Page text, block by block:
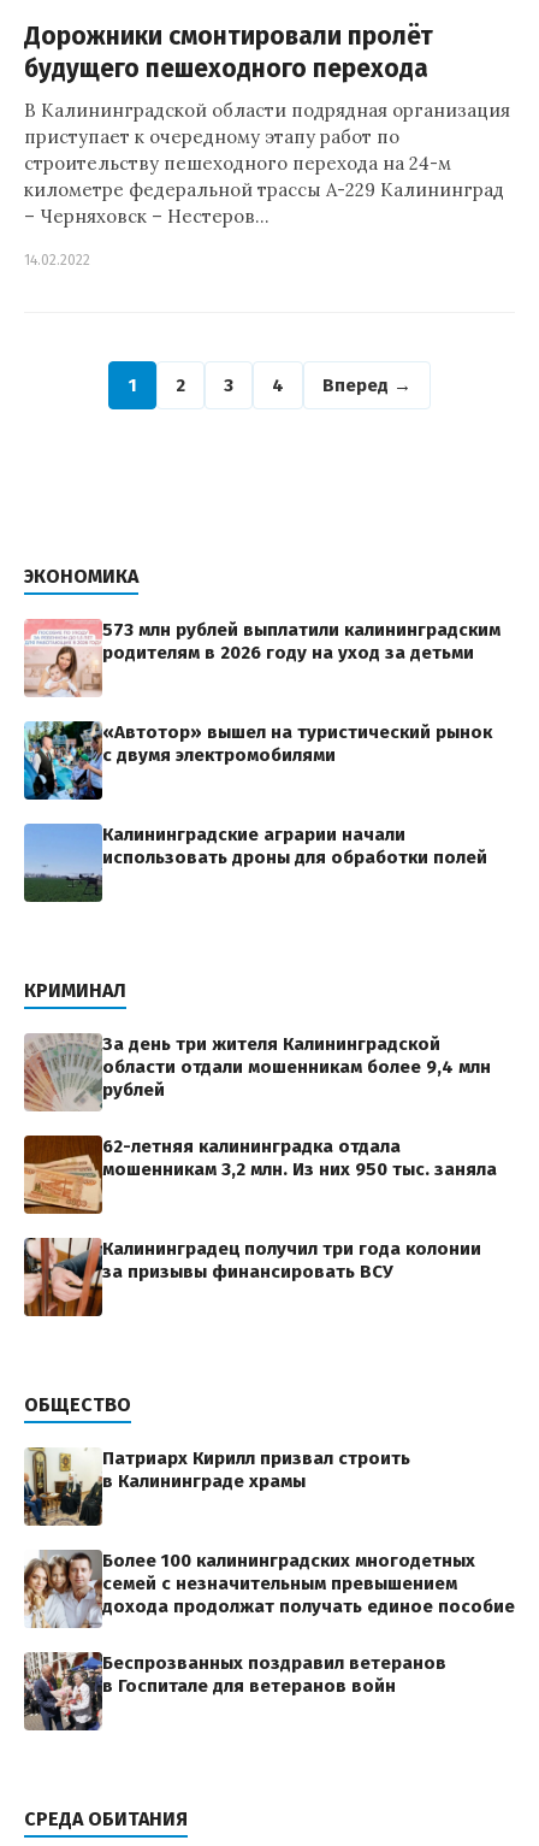
Дорожники смонтировали пролёт
будущего пешеходного перехода
В Калининградской области подрядная организация
приступает к очередному этапу работ по
строительству пешеходного перехода на 24-м
километре федеральной трассы А-229 Калининград
– Черняховск – Нестеров…
14.02.2022
1 2 3 4 Вперед →
ЭКОНОМИКА
573 млн рублей выплатили калининградским
родителям в 2026 году на уход за детьми
«Автотор» вышел на туристический рынок
с двумя электромобилями
Калининградские аграрии начали
использовать дроны для обработки полей
КРИМИНАЛ
За день три жителя Калининградской
области отдали мошенникам более 9,4 млн
рублей
62-летняя калининградка отдала
мошенникам 3,2 млн. Из них 950 тыс. заняла
Калининградец получил три года колонии
за призывы финансировать ВСУ
ОБЩЕСТВО
Патриарх Кирилл призвал строить
в Калининграде храмы
Более 100 калининградских многодетных
семей с незначительным превышением
дохода продолжат получать единое пособие
Беспрозванных поздравил ветеранов
в Госпитале для ветеранов войн
СРЕДА ОБИТАНИЯ